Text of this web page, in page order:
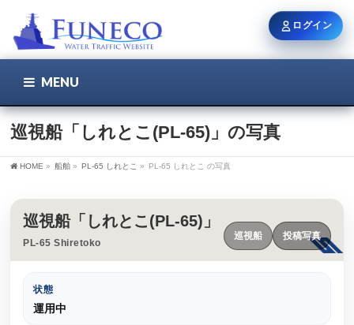
MENU
巡視船「しれとこ(PL-65)」の写真
HOME » 船舶 » PL-65 しれとこ » PL-65 しれとこ の写真
巡視船「しれとこ(PL-65)」
PL-65 Shiretoko
巡視船 投稿写真
状態
運用中
ログイン
ユーザー名 / メール
ログイン状態を保持